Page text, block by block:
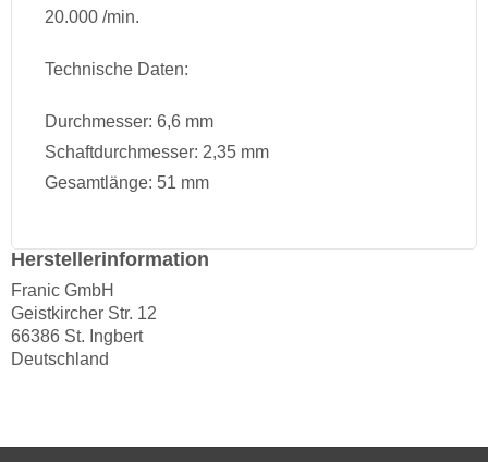
20.000 /min.
Technische Daten:
Durchmesser: 6,6 mm
Schaftdurchmesser: 2,35 mm
Gesamtlänge: 51 mm
Herstellerinformation
Franic GmbH
Geistkircher Str. 12
66386 St. Ingbert
Deutschland